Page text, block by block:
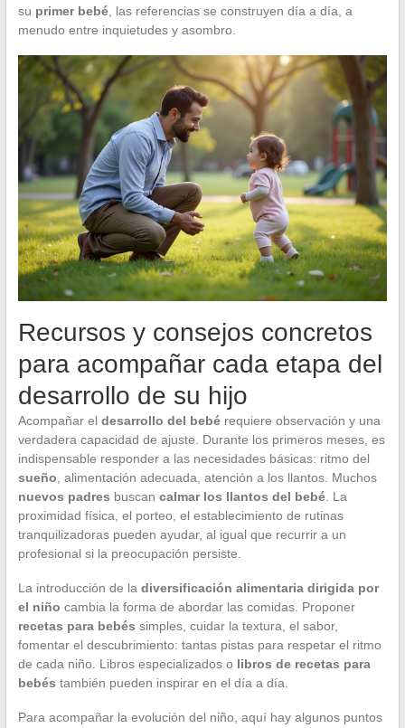
su primer bebé, las referencias se construyen día a día, a
menudo entre inquietudes y asombro.
Recursos y consejos concretos
para acompañar cada etapa del
desarrollo de su hijo
Acompañar el desarrollo del bebérequiere observación y una
verdadera capacidad de ajuste. Durante los primeros meses, es
indispensable responder a las necesidades básicas: ritmo del
sueño , alimentación adecuada, atención a los llantos. Muchos
nuevos padres buscan calmar los llantos del bebé. La
proximidad física, el porteo, el establecimiento de rutinas
tranquilizadoras pueden ayudar, al igual que recurrir a un
profesional si la preocupación persiste.
La introducción de la diversificación alimentaria dirigida por
el niño cambia la forma de abordar las comidas. Proponer
recetas para bebés simples, cuidar la textura, el sabor,
fomentar el descubrimiento: tantas pistas para respetar el ritmo
de cada niño. Libros especializados o libros de recetas para
bebés también pueden inspirar en el día a día.
Para acompañar la evolución del niño, aquí hay algunos puntos